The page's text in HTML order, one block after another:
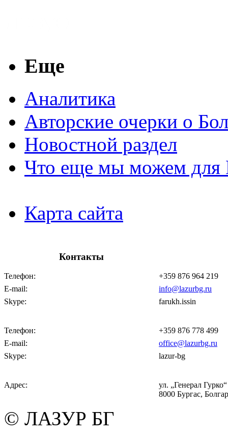
Еще
Аналитика
Авторские очерки о
Новостной раздел
Что еще мы можем для
Карта сайта
Контакты
Телефон:
+359 876 964 219
E-mail:
info@lazurbg.ru
Skype:
farukh.issin
Телефон:
+359 876 778 499
E-mail:
office@lazurbg.ru
Skype:
lazur-bg
Адрес:
ул. „Генерал
8000 Бургас,
© ЛАЗУР БГ